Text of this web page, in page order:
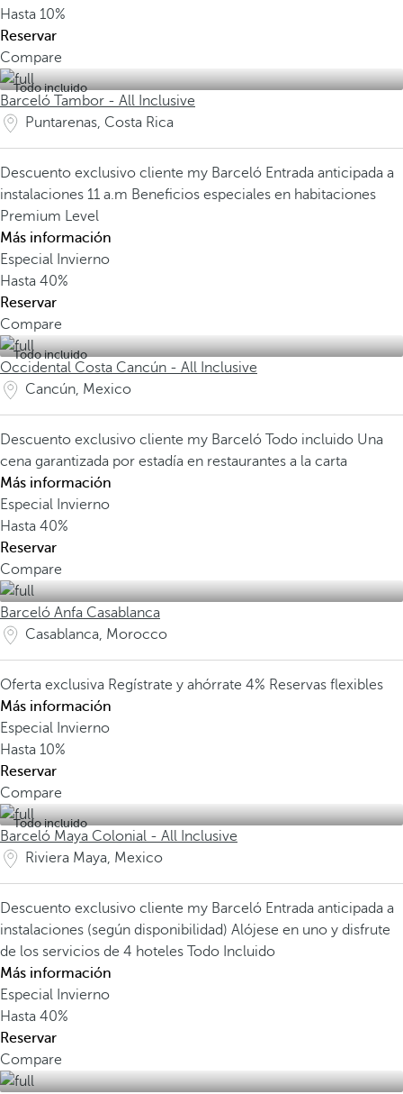
Hasta 10%
Reservar
Compare
Todo incluido
Barceló Tambor - All Inclusive
Puntarenas, Costa Rica
Descuento exclusivo cliente my Barceló Entrada anticipada a
instalaciones 11 a.m Beneficios especiales en habitaciones
Premium Level
Más información
Especial Invierno
Hasta 40%
Reservar
Compare
Todo incluido
Occidental Costa Cancún - All Inclusive
Cancún, Mexico
Descuento exclusivo cliente my Barceló Todo incluido Una
cena garantizada por estadía en restaurantes a la carta
Más información
Especial Invierno
Hasta 40%
Reservar
Compare
Barceló Anfa Casablanca
Casablanca, Morocco
Oferta exclusiva Regístrate y ahórrate 4% Reservas flexibles
Más información
Especial Invierno
Hasta 10%
Reservar
Compare
Todo incluido
Barceló Maya Colonial - All Inclusive
Riviera Maya, Mexico
Descuento exclusivo cliente my Barceló Entrada anticipada a
instalaciones (según disponibilidad) Alójese en uno y disfrute
de los servicios de 4 hoteles Todo Incluido
Más información
Especial Invierno
Hasta 40%
Reservar
Compare